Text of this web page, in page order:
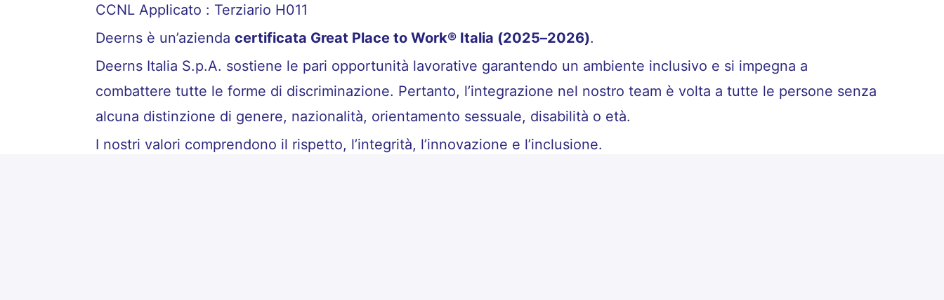
CCNL Applicato : Terziario H011
Deerns è un’azienda certificata Great Place to Work® Italia (2025–2026).
Deerns Italia S.p.A. sostiene le pari opportunità lavorative garantendo un ambiente inclusivo e si impegna a
combattere tutte le forme di discriminazione. Pertanto, l’integrazione nel nostro team è volta a tutte le persone senza
alcuna distinzione di genere, nazionalità, orientamento sessuale, disabilità o età.
I nostri valori comprendono il rispetto, l’integrità, l’innovazione e l’inclusione.